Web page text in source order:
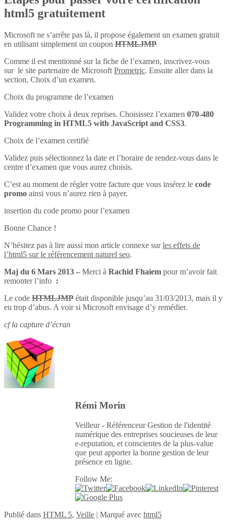
html5 gratuitement
Microsoft ne s’arrête pas là, il propose également un examen gratuit
en utilisant simplement un coupon HTMLJMP
Comme il est mentionné sur la fiche de l’examen, inscrivez-vous
sur le site partenaire de Microsoft Prometric. Ensuite aller dans la
section, Choix d’un examen.
Choix du programme de l’examen
Validez votre choix à deux reprises. Choisissez l’examen 070-480
Programming in HTML5 with JavaScript and CSS3.
Choix de l’examen certifié
Validez puis sélectionnez la date et l’horaire de rendez-vous dans le
centre d’examen que vous aurez choisis.
C’est au moment de régler votre facture que vous insérez le code
promo ainsi vous n’aurez rien à payer.
insertion du code promo pour l’examen
Bonne Chance !
N’hésitez pas à lire aussi mon article connexe surles effets de
l’html5 sur le référencement naturel seo.
Maj du 6 Mars 2013 – Merci à Rachid Fhaiem pour m’avoir fait
remonter l’info :
Le code HTMLJMP était disponible jusqu’au 31/03/2013, mais il y
eu trop d’abus. A voir si Microsoft envisage d’y remédier.
cf la capture d’écran
Rémi Morin
Veilleur - Référenceur Gestion de l'identité
numérique des entreprises soucieuses de leur
e-reputation, et conscientes de la plus-value
que peut apporter la bonne gestion de leur
présence en ligne.
Follow Me:
Publié dans HTML 5, Veille | Marqué avec html5